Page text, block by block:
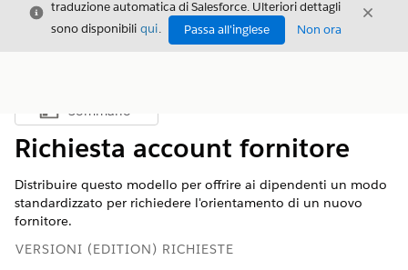
Chiudi
traduzione automatica di Salesforce. Ulteriori dettagli
sono disponibili qui. Passa all'inglese Non ora
Chiudi
Mostra sommario
Sommario
Richiesta account fornitore
Distribuire questo modello per offrire ai dipendenti un modo
standardizzato per richiedere l'orientamento di un nuovo
fornitore.
VERSIONI (EDITION) RICHIESTE